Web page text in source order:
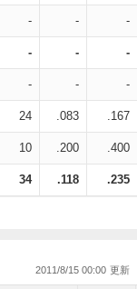
- - -
- - -
- - -
24 .083 .167
10 .200 .400
34 .118 .235
2011/8/15 00:00